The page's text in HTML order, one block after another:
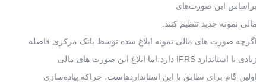
براساس این صورت‌های
مالی نمونه جدید تنظیم کنند.
اگرچه صورت های مالی نمونه ابلاغ شده توسط بانک مرکزی فاصله
زیادی با استاندارد IFRS دارد،اما ابلاغ این صورت ‌های مالی
اولین گام برای تطابق با این استانداردهاست، چراکه پیاده‌سازی